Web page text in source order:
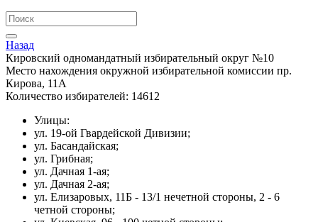
Назад
Кировский одномандатный избирательный округ №10
Место нахождения окружной избирательной комиссии пр.
Кирова, 11А
Количество избирателей: 14612
Улицы:
ул. 19-ой Гвардейской Дивизии;
ул. Басандайская;
ул. Грибная;
ул. Дачная 1-ая;
ул. Дачная 2-ая;
ул. Елизаровых, 11Б - 13/1 нечетной стороны, 2 - 6
четной стороны;